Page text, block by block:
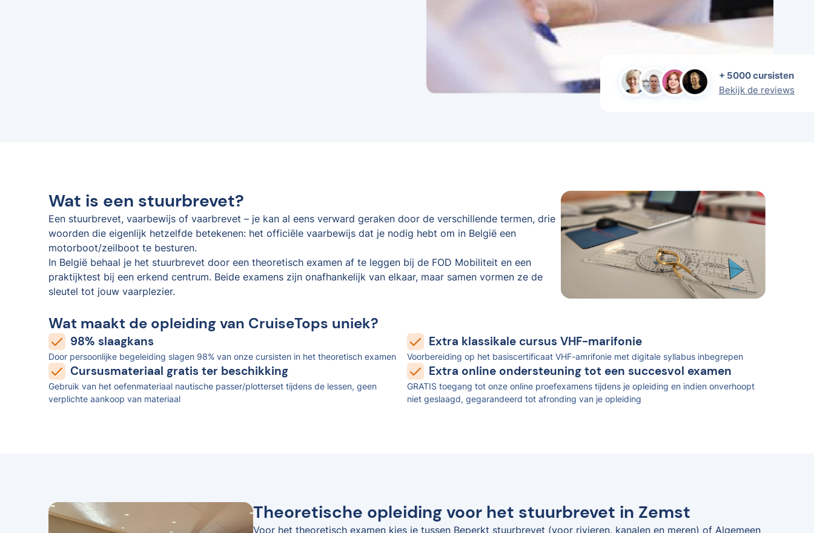
+ 5000 cursisten
Bekijk de reviews
Wat is een stuurbrevet?
Een stuurbrevet, vaarbewijs of vaarbrevet – je kan al eens verward geraken door de verschillende termen, drie
woorden die eigenlijk hetzelfde betekenen: het officiële vaarbewijs dat je nodig hebt om in België een
motorboot/zeilboot te besturen.
In België behaal je het stuurbrevet door een theoretisch examen af te leggen bij de FOD Mobiliteit en een
praktijktest bij een erkend centrum. Beide examens zijn onafhankelijk van elkaar, maar samen vormen ze de
sleutel tot jouw vaarplezier.
Wat maakt de opleiding van CruiseTops uniek?
98% slaagkans
Door persoonlijke begeleiding slagen 98% van onze cursisten in het theoretisch examen
Extra klassikale cursus VHF-marifonie
Voorbereiding op het basiscertificaat VHF-amrifonie met digitale syllabus inbegrepen
Cursusmateriaal gratis ter beschikking
Gebruik van het oefenmateriaal nautische passer/plotterset tijdens de lessen, geen
verplichte aankoop van materiaal
Extra online ondersteuning tot een succesvol examen
GRATIS toegang tot onze online proefexamens tijdens je opleiding en indien onverhoopt
niet geslaagd, gegarandeerd tot afronding van je opleiding
Theoretische opleiding voor het stuurbrevet in Zemst
Voor het theoretisch examen kies je tussen Beperkt stuurbrevet (voor rivieren, kanalen en meren) of Algemeen